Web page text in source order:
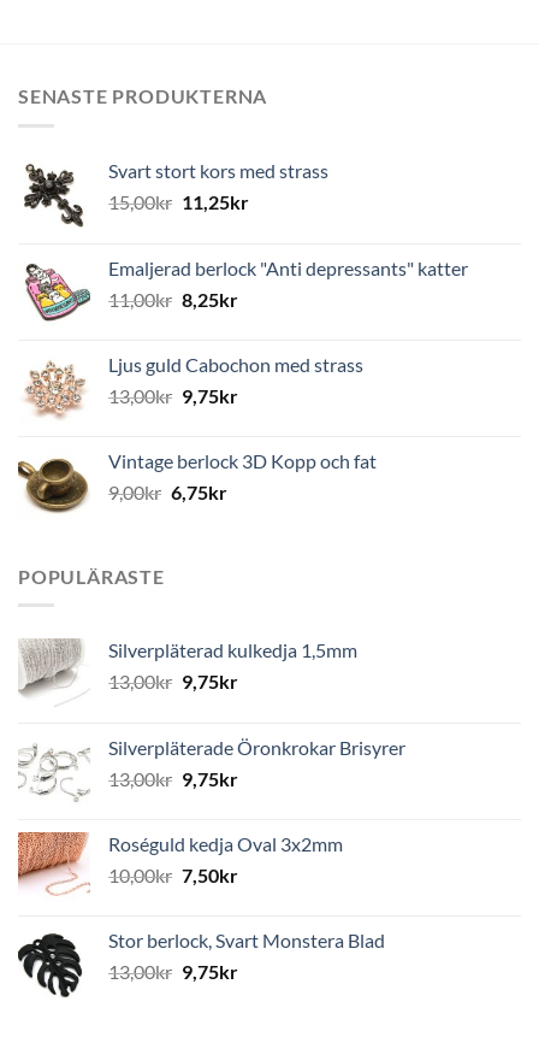
SENASTE PRODUKTERNA
Svart stort kors med strass
15,00kr 11,25kr
Emaljerad berlock "Anti depressants" katter
11,00kr 8,25kr
Ljus guld Cabochon med strass
13,00kr 9,75kr
Vintage berlock 3D Kopp och fat
9,00kr 6,75kr
POPULÄRASTE
Silverpläterad kulkedja 1,5mm
13,00kr 9,75kr
Silverpläterade Öronkrokar Brisyrer
13,00kr 9,75kr
Roséguld kedja Oval 3x2mm
10,00kr 7,50kr
Stor berlock, Svart Monstera Blad
13,00kr 9,75kr